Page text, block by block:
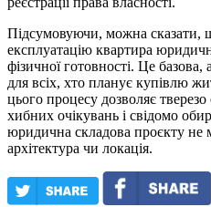
Підсумовуючи, можна сказати,
експлуатацію квартира
фізичної готовності. Це
для всіх, хто планує купівлю
цього процесу дозволяє
хибних очікувань і свідомо
юридична складова проєкту
архітектура чи локація.